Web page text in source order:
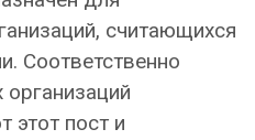
считающихся
Соответственно
организаций
этот пост и